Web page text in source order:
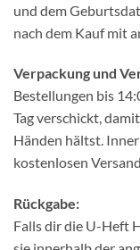
und dem
nach dem Kauf mit
Verpackung und
Bestellungen bis
Tag verschickt,
Händen hältst.
kostenlosen
Rückgabe:
Falls dir die U-Heft